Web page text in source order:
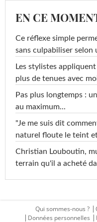
EN CE
Ce réflexe simple
sans culpabiliser
Les stylistes
plus de tenues avec
Pas plus longtemps :
au maximum...
"Je me suis dit
naturel floute le teint
Christian Louboutin,
terrain qu'il a acheté
Qui sommes-nous ?
Données personnelles